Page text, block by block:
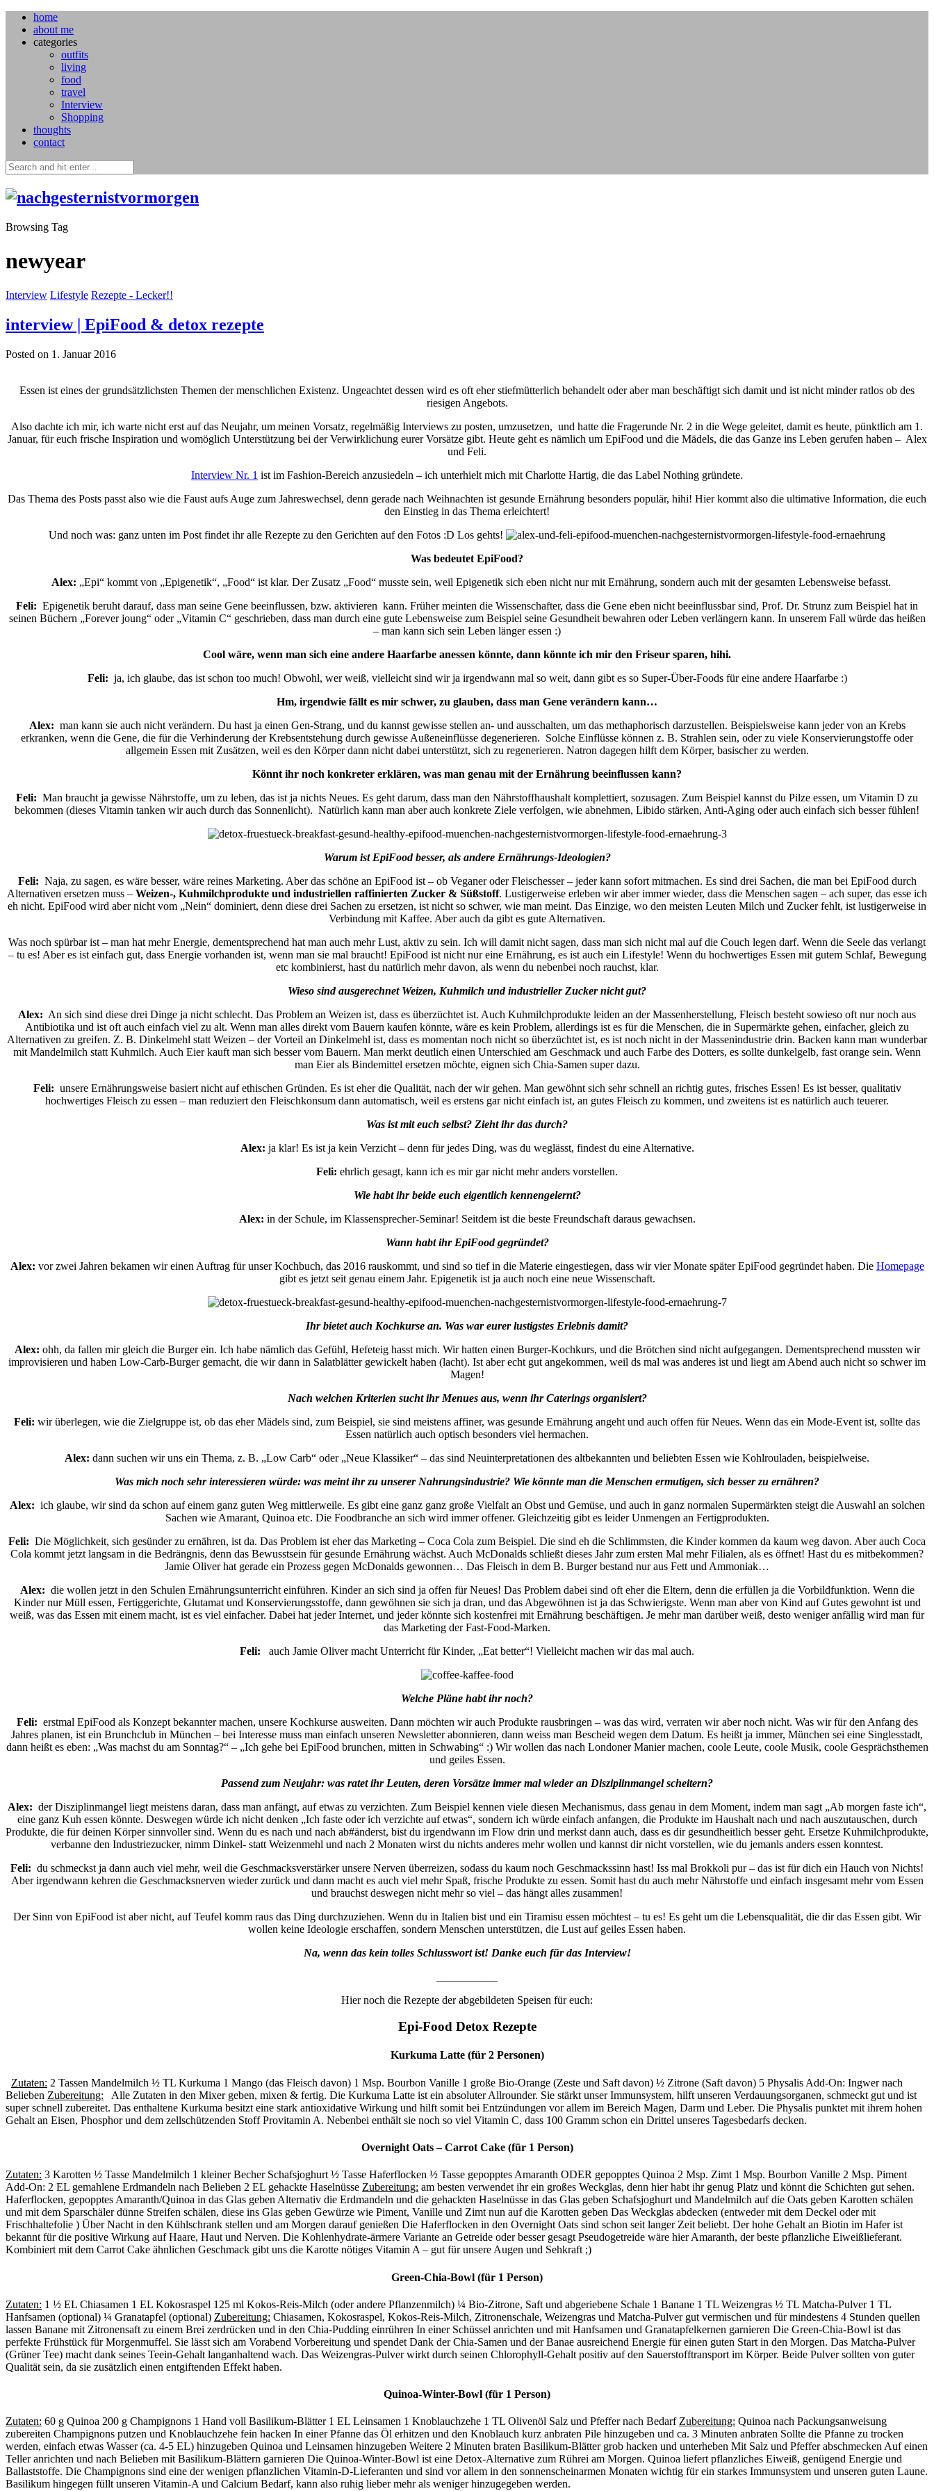
home
about me
categories
outfits
living
food
travel
Interview
Shopping
thoughts
contact
Browsing Tag
newyear
Interview Lifestyle Rezepte - Lecker!!
interview | EpiFood & detox rezepte
Posted on 1. Januar 2016
Essen ist eines der grundsätzlichsten Themen der menschlichen Existenz. Ungeachtet dessen wird es oft eher stiefmütterlich behandelt oder aber man beschäftigt sich damit und ist nicht minder ratlos ob des
riesigen Angebots.
Also dachte ich mir, ich warte nicht erst auf das Neujahr, um meinen Vorsatz, regelmäßig Interviews zu posten, umzusetzen, und hatte die Fragerunde Nr. 2 in die Wege geleitet, damit es heute, pünktlich am 1.
Januar, für euch frische Inspiration und womöglich Unterstützung bei der Verwirklichung eurer Vorsätze gibt. Heute geht es nämlich um EpiFood und die Mädels, die das Ganze ins Leben gerufen haben – Alex
und Feli.
Interview Nr. 1 ist im Fashion-Bereich anzusiedeln – ich unterhielt mich mit Charlotte Hartig, die das Label Nothing gründete.
Das Thema des Posts passt also wie die Faust aufs Auge zum Jahreswechsel, denn gerade nach Weihnachten ist gesunde Ernährung besonders populär, hihi! Hier kommt also die ultimative Information, die euch
den Einstieg in das Thema erleichtert!
Und noch was: ganz unten im Post findet ihr alle Rezepte zu den Gerichten auf den Fotos :D Los gehts!
Was bedeutet EpiFood?
Alex: „Epi“ kommt von „Epigenetik“, „Food“ ist klar. Der Zusatz „Food“ musste sein, weil Epigenetik sich eben nicht nur mit Ernährung, sondern auch mit der gesamten Lebensweise befasst.
Feli: Epigenetik beruht darauf, dass man seine Gene beeinflussen, bzw. aktivieren kann. Früher meinten die Wissenschafter, dass die Gene eben nicht beeinflussbar sind, Prof. Dr. Strunz zum Beispiel hat in
seinen Büchern „Forever joung“ oder „Vitamin C“ geschrieben, dass man durch eine gute Lebensweise zum Beispiel seine Gesundheit bewahren oder Leben verlängern kann. In unserem Fall würde das heißen
– man kann sich sein Leben länger essen :)
Cool wäre, wenn man sich eine andere Haarfarbe anessen könnte, dann könnte ich mir den Friseur sparen, hihi.
Feli: ja, ich glaube, das ist schon too much! Obwohl, wer weiß, vielleicht sind wir ja irgendwann mal so weit, dann gibt es so Super-Über-Foods für eine andere Haarfarbe :)
Hm, irgendwie fällt es mir schwer, zu glauben, dass man Gene verändern kann…
Alex: man kann sie auch nicht verändern. Du hast ja einen Gen-Strang, und du kannst gewisse stellen an- und ausschalten, um das methaphorisch darzustellen. Beispielsweise kann jeder von an Krebs
erkranken, wenn die Gene, die für die Verhinderung der Krebsentstehung durch gewisse Außeneinflüsse degenerieren. Solche Einflüsse können z. B. Strahlen sein, oder zu viele Konservierungstoffe oder
allgemein Essen mit Zusätzen, weil es den Körper dann nicht dabei unterstützt, sich zu regenerieren. Natron dagegen hilft dem Körper, basischer zu werden.
Könnt ihr noch konkreter erklären, was man genau mit der Ernährung beeinflussen kann?
Feli: Man braucht ja gewisse Nährstoffe, um zu leben, das ist ja nichts Neues. Es geht darum, dass man den Nährstoffhaushalt komplettiert, sozusagen. Zum Beispiel kannst du Pilze essen, um Vitamin D zu
bekommen (dieses Vitamin tanken wir auch durch das Sonnenlicht). Natürlich kann man aber auch konkrete Ziele verfolgen, wie abnehmen, Libido stärken, Anti-Aging oder auch einfach sich besser fühlen!
Warum ist EpiFood besser, als andere Ernährungs-Ideologien?
Feli: Naja, zu sagen, es wäre besser, wäre reines Marketing. Aber das schöne an EpiFood ist – ob Veganer oder Fleischesser – jeder kann sofort mitmachen. Es sind drei Sachen, die man bei EpiFood durch
Alternativen ersetzen muss – Weizen-, Kuhmilchprodukte und industriellen raffinierten Zucker & Süßstoff. Lustigerweise erleben wir aber immer wieder, dass die Menschen sagen – ach super, das esse ich
eh nicht. EpiFood wird aber nicht vom „Nein“ dominiert, denn diese drei Sachen zu ersetzen, ist nicht so schwer, wie man meint. Das Einzige, wo den meisten Leuten Milch und Zucker fehlt, ist lustigerweise in
Verbindung mit Kaffee. Aber auch da gibt es gute Alternativen.
Was noch spürbar ist – man hat mehr Energie, dementsprechend hat man auch mehr Lust, aktiv zu sein. Ich will damit nicht sagen, dass man sich nicht mal auf die Couch legen darf. Wenn die Seele das verlangt
– tu es! Aber es ist einfach gut, dass Energie vorhanden ist, wenn man sie mal braucht! EpiFood ist nicht nur eine Ernährung, es ist auch ein Lifestyle! Wenn du hochwertiges Essen mit gutem Schlaf, Bewegung
etc kombinierst, hast du natürlich mehr davon, als wenn du nebenbei noch rauchst, klar.
Wieso sind ausgerechnet Weizen, Kuhmilch und industrieller Zucker nicht gut?
Alex: An sich sind diese drei Dinge ja nicht schlecht. Das Problem an Weizen ist, dass es überzüchtet ist. Auch Kuhmilchprodukte leiden an der Massenherstellung, Fleisch besteht sowieso oft nur noch aus
Antibiotika und ist oft auch einfach viel zu alt. Wenn man alles direkt vom Bauern kaufen könnte, wäre es kein Problem, allerdings ist es für die Menschen, die in Supermärkte gehen, einfacher, gleich zu
Alternativen zu greifen. Z. B. Dinkelmehl statt Weizen – der Vorteil an Dinkelmehl ist, dass es momentan noch nicht so überzüchtet ist, es ist noch nicht in der Massenindustrie drin. Backen kann man wunderbar
mit Mandelmilch statt Kuhmilch. Auch Eier kauft man sich besser vom Bauern. Man merkt deutlich einen Unterschied am Geschmack und auch Farbe des Dotters, es sollte dunkelgelb, fast orange sein. Wenn
man Eier als Bindemittel ersetzen möchte, eignen sich Chia-Samen super dazu.
Feli: unsere Ernährungsweise basiert nicht auf ethischen Gründen. Es ist eher die Qualität, nach der wir gehen. Man gewöhnt sich sehr schnell an richtig gutes, frisches Essen! Es ist besser, qualitativ
hochwertiges Fleisch zu essen – man reduziert den Fleischkonsum dann automatisch, weil es erstens gar nicht einfach ist, an gutes Fleisch zu kommen, und zweitens ist es natürlich auch teuerer.
Was ist mit euch selbst? Zieht ihr das durch?
Alex: ja klar! Es ist ja kein Verzicht – denn für jedes Ding, was du weglässt, findest du eine Alternative.
Feli: ehrlich gesagt, kann ich es mir gar nicht mehr anders vorstellen.
Wie habt ihr beide euch eigentlich kennengelernt?
Alex: in der Schule, im Klassensprecher-Seminar! Seitdem ist die beste Freundschaft daraus gewachsen.
Wann habt ihr EpiFood gegründet?
Alex: vor zwei Jahren bekamen wir einen Auftrag für unser Kochbuch, das 2016 rauskommt, und sind so tief in die Materie eingestiegen, dass wir vier Monate später EpiFood gegründet haben. Die Homepage
gibt es jetzt seit genau einem Jahr. Epigenetik ist ja auch noch eine neue Wissenschaft.
Ihr bietet auch Kochkurse an. Was war eurer lustigstes Erlebnis damit?
Alex: ohh, da fallen mir gleich die Burger ein. Ich habe nämlich das Gefühl, Hefeteig hasst mich. Wir hatten einen Burger-Kochkurs, und die Brötchen sind nicht aufgegangen. Dementsprechend mussten wir
improvisieren und haben Low-Carb-Burger gemacht, die wir dann in Salatblätter gewickelt haben (lacht). Ist aber echt gut angekommen, weil ds mal was anderes ist und liegt am Abend auch nicht so schwer im
Magen!
Nach welchen Kriterien sucht ihr Menues aus, wenn ihr Caterings organisiert?
Feli: wir überlegen, wie die Zielgruppe ist, ob das eher Mädels sind, zum Beispiel, sie sind meistens affiner, was gesunde Ernährung angeht und auch offen für Neues. Wenn das ein Mode-Event ist, sollte das
Essen natürlich auch optisch besonders viel hermachen.
Alex: dann suchen wir uns ein Thema, z. B. „Low Carb“ oder „Neue Klassiker“ – das sind Neuinterpretationen des altbekannten und beliebten Essen wie Kohlrouladen, beispielweise.
Was mich noch sehr interessieren würde: was meint ihr zu unserer Nahrungsindustrie? Wie könnte man die Menschen ermutigen, sich besser zu ernähren?
Alex: ich glaube, wir sind da schon auf einem ganz guten Weg mittlerweile. Es gibt eine ganz ganz große Vielfalt an Obst und Gemüse, und auch in ganz normalen Supermärkten steigt die Auswahl an solchen
Sachen wie Amarant, Quinoa etc. Die Foodbranche an sich wird immer offener. Gleichzeitig gibt es leider Unmengen an Fertigprodukten.
Feli: Die Möglichkeit, sich gesünder zu ernähren, ist da. Das Problem ist eher das Marketing – Coca Cola zum Beispiel. Die sind eh die Schlimmsten, die Kinder kommen da kaum weg davon. Aber auch Coca
Cola kommt jetzt langsam in die Bedrängnis, denn das Bewusstsein für gesunde Ernährung wächst. Auch McDonalds schließt dieses Jahr zum ersten Mal mehr Filialen, als es öffnet! Hast du es mitbekommen?
Jamie Oliver hat gerade ein Prozess gegen McDonalds gewonnen… Das Fleisch in dem B. Burger bestand nur aus Fett und Ammoniak…
Alex: die wollen jetzt in den Schulen Ernährungsunterricht einführen. Kinder an sich sind ja offen für Neues! Das Problem dabei sind oft eher die Eltern, denn die erfüllen ja die Vorbildfunktion. Wenn die
Kinder nur Müll essen, Fertiggerichte, Glutamat und Konservierungsstoffe, dann gewöhnen sie sich ja dran, und das Abgewöhnen ist ja das Schwierigste. Wenn man aber von Kind auf Gutes gewohnt ist und
weiß, was das Essen mit einem macht, ist es viel einfacher. Dabei hat jeder Internet, und jeder könnte sich kostenfrei mit Ernährung beschäftigen. Je mehr man darüber weiß, desto weniger anfällig wird man für
das Marketing der Fast-Food-Marken.
Feli: auch Jamie Oliver macht Unterricht für Kinder, „Eat better“! Vielleicht machen wir das mal auch.
Welche Pläne habt ihr noch?
Feli: erstmal EpiFood als Konzept bekannter machen, unsere Kochkurse ausweiten. Dann möchten wir auch Produkte rausbringen – was das wird, verraten wir aber noch nicht. Was wir für den Anfang des
Jahres planen, ist ein Brunchclub in München – bei Interesse muss man einfach unseren Newsletter abonnieren, dann weiss man Bescheid wegen dem Datum. Es heißt ja immer, München sei eine Singlesstadt,
dann heißt es eben: „Was machst du am Sonntag?“ – „Ich gehe bei EpiFood brunchen, mitten in Schwabing“ :) Wir wollen das nach Londoner Manier machen, coole Leute, coole Musik, coole Gesprächsthemen
und geiles Essen.
Passend zum Neujahr: was ratet ihr Leuten, deren Vorsätze immer mal wieder an Disziplinmangel scheitern?
Alex: der Disziplinmangel liegt meistens daran, dass man anfängt, auf etwas zu verzichten. Zum Beispiel kennen viele diesen Mechanismus, dass genau in dem Moment, indem man sagt „Ab morgen faste ich“,
eine ganz Kuh essen könnte. Deswegen würde ich nicht denken „Ich faste oder ich verzichte auf etwas“, sondern ich würde einfach anfangen, die Produkte im Haushalt nach und nach auszutauschen, durch
Produkte, die für deinen Körper sinnvoller sind. Wenn du es nach und nach ab#änderst, bist du irgendwann im Flow drin und merkst dann auch, dass es dir gesundheitlich besser geht. Ersetze Kuhmilchprodukte,
verbanne den Industriezucker, nimm Dinkel- statt Weizenmehl und nach 2 Monaten wirst du nichts anderes mehr wollen und kannst dir nicht vorstellen, wie du jemanls anders essen konntest.
Feli: du schmeckst ja dann auch viel mehr, weil die Geschmacksverstärker unsere Nerven überreizen, sodass du kaum noch Geschmackssinn hast! Iss mal Brokkoli pur – das ist für dich ein Hauch von Nichts!
Aber irgendwann kehren die Geschmacksnerven wieder zurück und dann macht es auch viel mehr Spaß, frische Produkte zu essen. Somit hast du auch mehr Nährstoffe und einfach insgesamt mehr vom Essen
und brauchst deswegen nicht mehr so viel – das hängt alles zusammen!
Der Sinn von EpiFood ist aber nicht, auf Teufel komm raus das Ding durchzuziehen. Wenn du in Italien bist und ein Tiramisu essen möchtest – tu es! Es geht um die Lebensqualität, die dir das Essen gibt. Wir
wollen keine Ideologie erschaffen, sondern Menschen unterstützen, die Lust auf geiles Essen haben.
Na, wenn das kein tolles Schlusswort ist! Danke euch für das Interview!
Hier noch die Rezepte der abgebildeten Speisen für euch:
Epi-Food Detox Rezepte
Kurkuma Latte (für 2 Personen)
Zutaten: 2 Tassen Mandelmilch ½ TL Kurkuma 1 Mango (das Fleisch davon) 1 Msp. Bourbon Vanille 1 große Bio-Orange (Zeste und Saft davon) ½ Zitrone (Saft davon) 5 Physalis Add-On: Ingwer nach
Belieben Zubereitung: Alle Zutaten in den Mixer geben, mixen & fertig. Die Kurkuma Latte ist ein absoluter Allrounder. Sie stärkt unser Immunsystem, hilft unseren Verdauungsorganen, schmeckt gut und ist
super schnell zubereitet. Das enthaltene Kurkuma besitzt eine stark antioxidative Wirkung und hilft somit bei Entzündungen vor allem im Bereich Magen, Darm und Leber. Die Physalis punktet mit ihrem hohen
Gehalt an Eisen, Phosphor und dem zellschützenden Stoff Provitamin A. Nebenbei enthält sie noch so viel Vitamin C, dass 100 Gramm schon ein Drittel unseres Tagesbedarfs decken.
Overnight Oats – Carrot Cake (für 1 Person)
Zutaten: 3 Karotten ½ Tasse Mandelmilch 1 kleiner Becher Schafsjoghurt ½ Tasse Haferflocken ½ Tasse gepopptes Amaranth ODER gepopptes Quinoa 2 Msp. Zimt 1 Msp. Bourbon Vanille 2 Msp. Piment
Add-On: 2 EL gemahlene Erdmandeln nach Belieben 2 EL gehackte Haselnüsse Zubereitung: am besten verwendet ihr ein großes Weckglas, denn hier habt ihr genug Platz und könnt die Schichten gut sehen.
Haferflocken, gepopptes Amaranth/Quinoa in das Glas geben Alternativ die Erdmandeln und die gehackten Haselnüsse in das Glas geben Schafsjoghurt und Mandelmilch auf die Oats geben Karotten schälen
und mit dem Sparschäler dünne Streifen schälen, diese ins Glas geben Gewürze wie Piment, Vanille und Zimt nun auf die Karotten geben Das Weckglas abdecken (entweder mit dem Deckel oder mit
Frischhaltefolie ) Über Nacht in den Kühlschrank stellen und am Morgen darauf genießen Die Haferflocken in den Overnight Oats sind schon seit langer Zeit beliebt. Der hohe Gehalt an Biotin im Hafer ist
bekannt für die positive Wirkung auf Haare, Haut und Nerven. Die Kohlenhydrate-ärmere Variante an Getreide oder besser gesagt Pseudogetreide wäre hier Amaranth, der beste pflanzliche Eiweißlieferant.
Kombiniert mit dem Carrot Cake ähnlichen Geschmack gibt uns die Karotte nötiges Vitamin A – gut für unsere Augen und Sehkraft ;)
Green-Chia-Bowl (für 1 Person)
Zutaten: 1 ½ EL Chiasamen 1 EL Kokosraspel 125 ml Kokos-Reis-Milch (oder andere Pflanzenmilch) ¼ Bio-Zitrone, Saft und abgeriebene Schale 1 Banane 1 TL Weizengras ½ TL Matcha-Pulver 1 TL
Hanfsamen (optional) ¼ Granatapfel (optional) Zubereitung: Chiasamen, Kokosraspel, Kokos-Reis-Milch, Zitronenschale, Weizengras und Matcha-Pulver gut vermischen und für mindestens 4 Stunden quellen
lassen Banane mit Zitronensaft zu einem Brei zerdrücken und in den Chia-Pudding einrühren In einer Schüssel anrichten und mit Hanfsamen und Granatapfelkernen garnieren Die Green-Chia-Bowl ist das
perfekte Frühstück für Morgenmuffel. Sie lässt sich am Vorabend Vorbereitung und spendet Dank der Chia-Samen und der Banae ausreichend Energie für einen guten Start in den Morgen. Das Matcha-Pulver
(Grüner Tee) macht dank seines Teein-Gehalt langanhaltend wach. Das Weizengras-Pulver wirkt durch seinen Chlorophyll-Gehalt positiv auf den Sauerstofftransport im Körper. Beide Pulver sollten von guter
Qualität sein, da sie zusätzlich einen entgiftenden Effekt haben.
Quinoa-Winter-Bowl (für 1 Person)
Zutaten: 60 g Quinoa 200 g Champignons 1 Hand voll Basilikum-Blätter 1 EL Leinsamen 1 Knoblauchzehe 1 TL Olivenöl Salz und Pfeffer nach Bedarf Zubereitung: Quinoa nach Packungsanweisung
zubereiten Champignons putzen und Knoblauchzehe fein hacken In einer Pfanne das Öl erhitzen und den Knoblauch kurz anbraten Pile hinzugeben und ca. 3 Minuten anbraten Sollte die Pfanne zu trocken
werden, einfach etwas Wasser (ca. 4-5 EL) hinzugeben Quinoa und Leinsamen hinzugeben Weitere 2 Minuten braten Basilikum-Blätter grob hacken und unterheben Mit Salz und Pfeffer abschmecken Auf einen
Teller anrichten und nach Belieben mit Basilikum-Blättern garnieren Die Quinoa-Winter-Bowl ist eine Detox-Alternative zum Rührei am Morgen. Quinoa liefert pflanzliches Eiweiß, genügend Energie und
Ballaststoffe. Die Champignons sind eine der wenigen pflanzlichen Vitamin-D-Lieferanten und sind vor allem in den sonnenscheinarmen Monaten wichtig für ein starkes Immunsystem und unseren guten Laune.
Basilikum hingegen füllt unseren Vitamin-A und Calcium Bedarf, kann also ruhig lieber mehr als weniger hinzugegeben werden.